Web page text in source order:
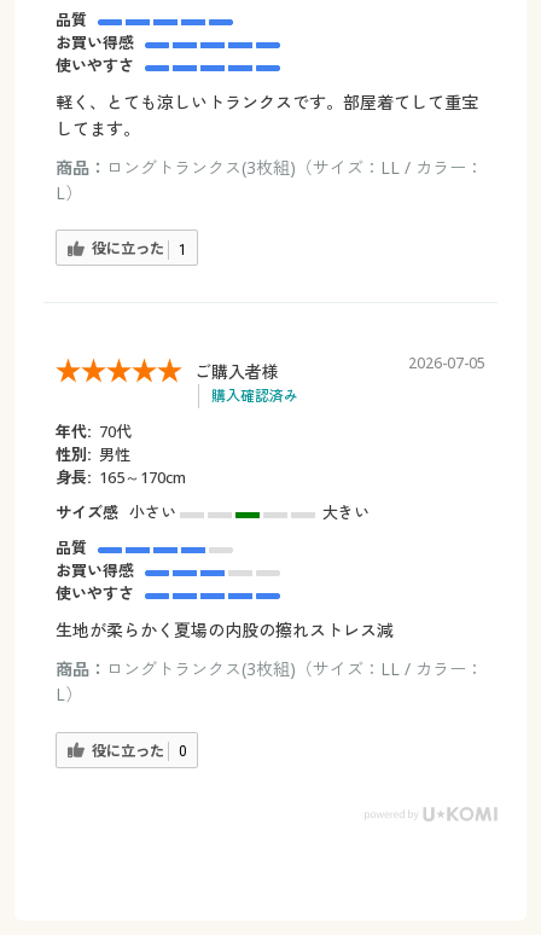
品質
お買い得感
使いやすさ
軽く、とても涼しいトランクスです。部屋着てして重宝
してます。
商品： ロングトランクス(3枚組)（サイズ：LL / カラー：
L）
役に立った 1
ご購入者様
購入確認済み
2026-07-05
年代: 70代
性別: 男性
身長: 165～170cm
サイズ感 小さい
大きい
品質
お買い得感
使いやすさ
生地が柔らかく夏場の内股の擦れストレス減
商品： ロングトランクス(3枚組)（サイズ：LL / カラー：
L）
役に立った 0